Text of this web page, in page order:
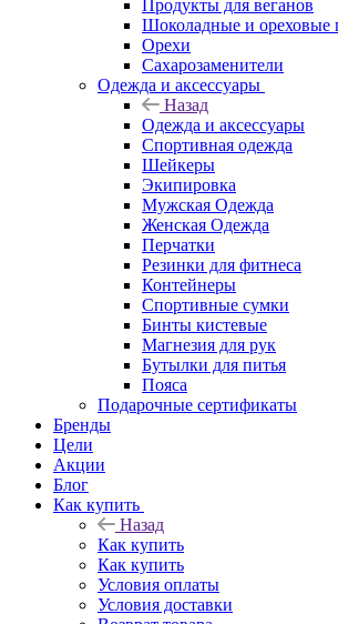
Продукты для веганов
Шоколадные и ореховые
Орехи
Сахарозаменители
Одежда и аксессуары
Назад
Одежда и аксессуары
Спортивная одежда
Шейкеры
Экипировка
Мужская Одежда
Женская Одежда
Перчатки
Резинки для фитнеса
Контейнеры
Спортивные сумки
Бинты кистевые
Магнезия для рук
Бутылки для питья
Пояса
Подарочные сертификаты
Бренды
Цели
Акции
Блог
Как купить
Назад
Как купить
Как купить
Условия оплаты
Условия доставки